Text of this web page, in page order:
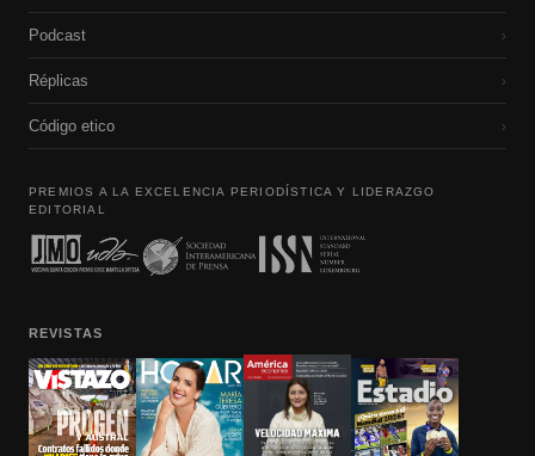
Podcast ›
Réplicas ›
Código etico ›
PREMIOS A LA EXCELENCIA PERIODÍSTICA Y LIDERAZGO
EDITORIAL
REVISTAS